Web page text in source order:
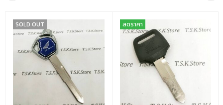
SOLD OUT ลดราคา